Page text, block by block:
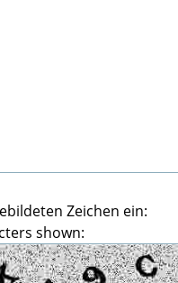
Zeichen ein:
shown: